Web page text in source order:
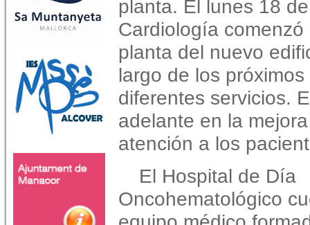
planta. El lunes 18
Cardiología
planta del nuevo
largo de los
diferentes servicios.
adelante en la
atención a los
El Hospital de Día
Oncohematológico